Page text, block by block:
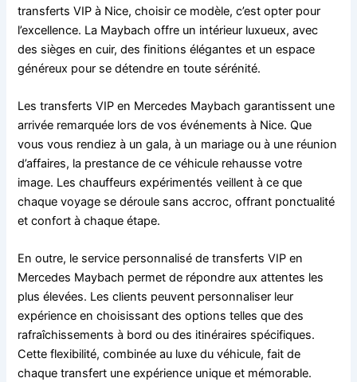
transferts VIP à Nice, choisir ce modèle, c’est opter pour
l’excellence. La Maybach offre un intérieur luxueux, avec
des sièges en cuir, des finitions élégantes et un espace
généreux pour se détendre en toute sérénité.
Les transferts VIP en Mercedes Maybach garantissent une
arrivée remarquée lors de vos événements à Nice. Que
vous vous rendiez à un gala, à un mariage ou à une réunion
d’affaires, la prestance de ce véhicule rehausse votre
image. Les chauffeurs expérimentés veillent à ce que
chaque voyage se déroule sans accroc, offrant ponctualité
et confort à chaque étape.
En outre, le service personnalisé de transferts VIP en
Mercedes Maybach permet de répondre aux attentes les
plus élevées. Les clients peuvent personnaliser leur
expérience en choisissant des options telles que des
rafraîchissements à bord ou des itinéraires spécifiques.
Cette flexibilité, combinée au luxe du véhicule, fait de
chaque transfert une expérience unique et mémorable.